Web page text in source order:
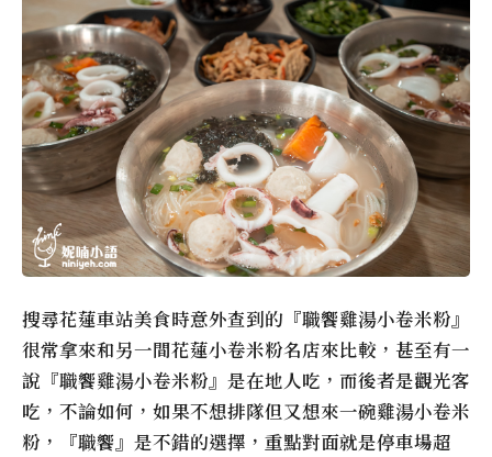
搜尋花蓮車站美食時意外查到的『職饗雞湯小卷米粉』
很常拿來和另一間花蓮小卷米粉名店來比較，甚至有一
說『職饗雞湯小卷米粉』是在地人吃，而後者是觀光客
吃，不論如何，如果不想排隊但又想來一碗雞湯小卷米
粉，『職饗』是不錯的選擇，重點對面就是停車場超